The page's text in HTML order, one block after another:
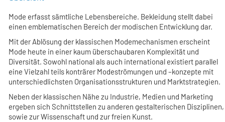
Mode erfasst sämtliche Lebensbereiche. Bekleidung stellt dabei
einen emblematischen Bereich der modischen Entwicklung dar.
Mit der Ablösung der klassischen Modemechanismen erscheint
Mode heute in einer kaum überschaubaren Komplexität und
Diversität. Sowohl national als auch international existiert parallel
eine Vielzahl teils konträrer Modeströmungen und –konzepte mit
unterschiedlichsten Organisationsstrukturen und Marktstrategien.
Neben der klassischen Nähe zu Industrie, Medien und Marketing
ergeben sich Schnittstellen zu anderen gestalterischen Disziplinen,
sowie zur Wissenschaft und zur freien Kunst.